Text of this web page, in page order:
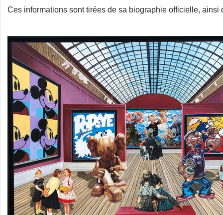
Ces informations sont tirées de sa biographie officielle,